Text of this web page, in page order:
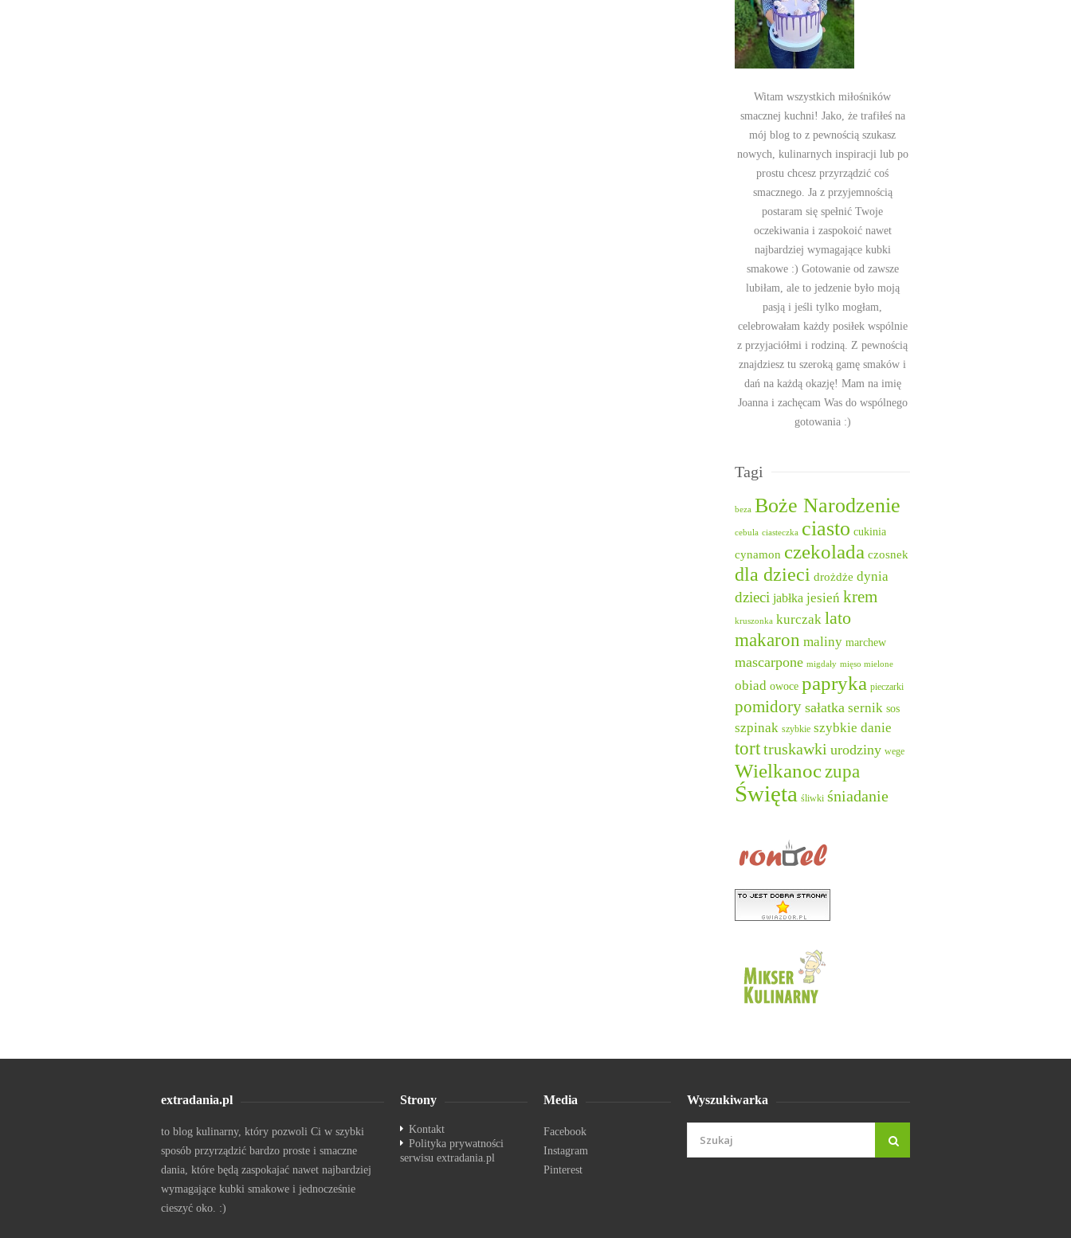
Witam wszystkich miłośników
smacznej kuchni! Jako, że trafiłeś na
mój blog to z pewnością szukasz
nowych, kulinarnych inspiracji lub po
prostu chcesz przyrządzić coś
smacznego. Ja z przyjemnością
postaram się spełnić Twoje
oczekiwania i zaspokoić nawet
najbardziej wymagające kubki
smakowe :) Gotowanie od zawsze
lubiłam, ale to jedzenie było moją
pasją i jeśli tylko mogłam,
celebrowałam każdy posiłek wspólnie
z przyjaciółmi i rodziną. Z pewnością
znajdziesz tu szeroką gamę smaków i
dań na każdą okazję! Mam na imię
Joanna i zachęcam Was do wspólnego
gotowania :)
Tagi
beza Boże Narodzenie
cebula ciasteczka ciasto cukinia
cynamon czekolada czosnek
dla dzieci drożdże dynia
dzieci jabłka jesień krem
kruszonka kurczak lato
makaron maliny marchew
mascarpone migdały mięso mielone
obiad owoce papryka pieczarki
pomidory sałatka sernik sos
szpinak szybkie szybkie danie
torttruskawki urodziny wege
Wielkanoczupa
Święta śliwki śniadanie
extradania.pl
to blog kulinarny, który pozwoli Ci w szybki
sposób przyrządzić bardzo proste i smaczne
dania, które będą zaspokajać nawet najbardziej
wymagające kubki smakowe i jednocześnie
cieszyć oko. :)
Strony
Kontakt
Polityka prywatności
serwisu extradania.pl
Media
Facebook
Instagram
Pinterest
Wyszukiwarka